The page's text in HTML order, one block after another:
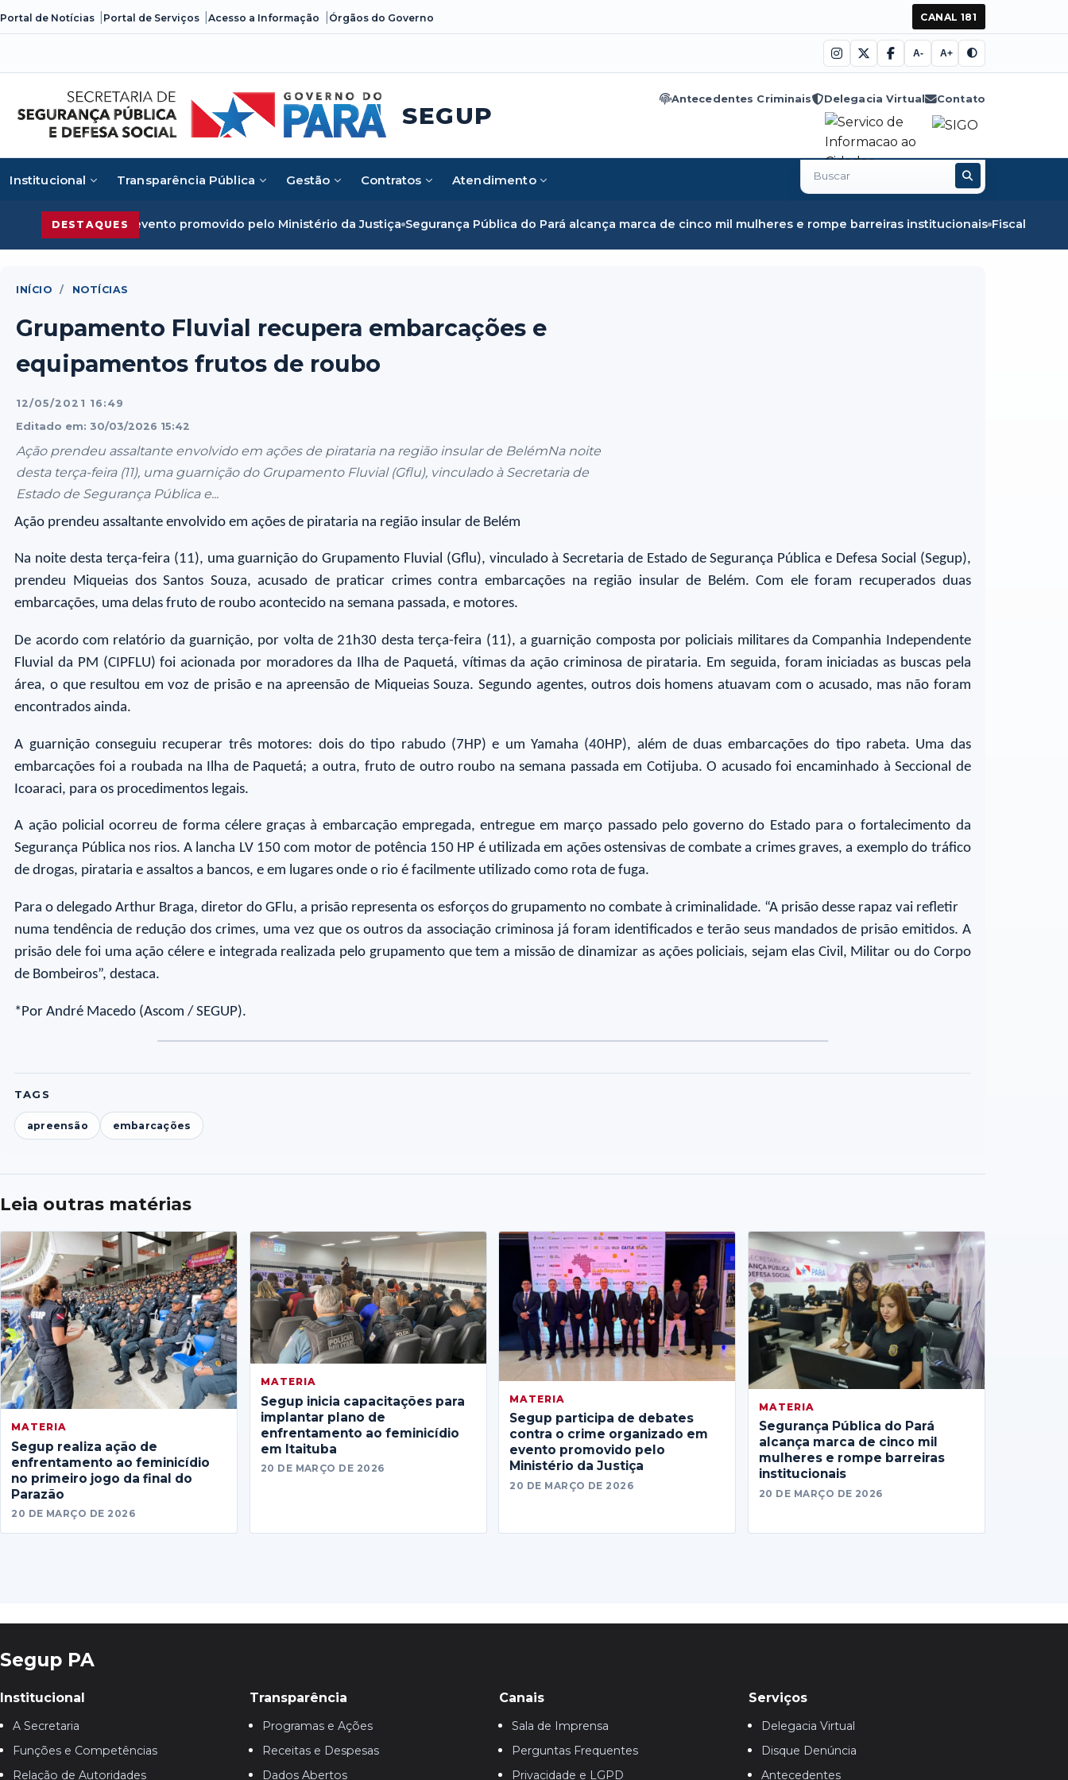
Portal de Notícias Portal de Serviços Acesso a Informação Órgãos do Governo CANAL 181
A- A+
SEGUP
Antecedentes Criminais Delegacia Virtual Contato
Institucional Transparência Pública Gestão Contratos Atendimento
Buscar
no
DESTAQUES
em evento promovido pelo Ministério da Justiça Segurança Pública do Pará alcança marca de cinco mil mulheres e rompe barreiras institucionais Fiscalização em
INÍCIO / NOTÍCIAS
Grupamento Fluvial recupera embarcações e
equipamentos frutos de roubo
12/05/2021 16:49
Editado em: 30/03/2026 15:42
Ação prendeu assaltante envolvido em ações de pirataria na região insular de BelémNa noite
desta terça-feira (11), uma guarnição do Grupamento Fluvial (Gflu), vinculado à Secretaria de
Estado de Segurança Pública e...
Ação prendeu assaltante envolvido em ações de pirataria na região insular de Belém
Na noite desta terça-feira (11), uma guarnição do Grupamento Fluvial (Gflu), vinculado à Secretaria de Estado de Segurança Pública e Defesa Social (Segup),
prendeu Miqueias dos Santos Souza, acusado de praticar crimes contra embarcações na região insular de Belém. Com ele foram recuperados duas
embarcações, uma delas fruto de roubo acontecido na semana passada, e motores.
De acordo com relatório da guarnição, por volta de 21h30 desta terça-feira (11), a guarnição composta por policiais militares da Companhia Independente
Fluvial da PM (CIPFLU) foi acionada por moradores da Ilha de Paquetá, vítimas da ação criminosa de pirataria. Em seguida, foram iniciadas as buscas pela
área, o que resultou em voz de prisão e na apreensão de Miqueias Souza. Segundo agentes, outros dois homens atuavam com o acusado, mas não foram
encontrados ainda.
A guarnição conseguiu recuperar três motores: dois do tipo rabudo (7HP) e um Yamaha (40HP), além de duas embarcações do tipo rabeta. Uma das
embarcações foi a roubada na Ilha de Paquetá; a outra, fruto de outro roubo na semana passada em Cotijuba. O acusado foi encaminhado à Seccional de
Icoaraci, para os procedimentos legais.
A ação policial ocorreu de forma célere graças à embarcação empregada, entregue em março passado pelo governo do Estado para o fortalecimento da
Segurança Pública nos rios. A lancha LV 150 com motor de potência 150 HP é utilizada em ações ostensivas de combate a crimes graves, a exemplo do tráfico
de drogas, pirataria e assaltos a bancos, e em lugares onde o rio é facilmente utilizado como rota de fuga.
Para o delegado Arthur Braga, diretor do GFlu, a prisão representa os esforços do grupamento no combate à criminalidade. “A prisão desse rapaz vai refletir
numa tendência de redução dos crimes, uma vez que os outros da associação criminosa já foram identificados e terão seus mandados de prisão emitidos. A
prisão dele foi uma ação célere e integrada realizada pelo grupamento que tem a missão de dinamizar as ações policiais, sejam elas Civil, Militar ou do Corpo
de Bombeiros”, destaca.
*Por André Macedo (Ascom / SEGUP).
TAGS
apreensão embarcações
Leia outras matérias
MATERIA
Segup realiza ação de
enfrentamento ao feminicídio
no primeiro jogo da final do
Parazão
20 DE MARÇO DE 2026
MATERIA
Segup inicia capacitações para
implantar plano de
enfrentamento ao feminicídio
em Itaituba
20 DE MARÇO DE 2026
MATERIA
Segup participa de debates
contra o crime organizado em
evento promovido pelo
Ministério da Justiça
20 DE MARÇO DE 2026
MATERIA
Segurança Pública do Pará
alcança marca de cinco mil
mulheres e rompe barreiras
institucionais
20 DE MARÇO DE 2026
Segup PA
Institucional
A Secretaria
Funções e Competências
Relação de Autoridades
Transparência
Programas e Ações
Receitas e Despesas
Dados Abertos
Canais
Sala de Imprensa
Perguntas Frequentes
Privacidade e LGPD
Serviços
Delegacia Virtual
Disque Denúncia
Antecedentes